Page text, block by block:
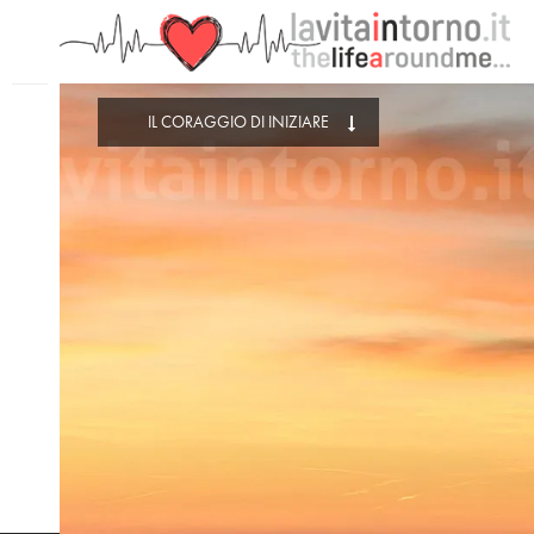
IL CORAGGIO DI INIZIARE
PRECEDENTE: QUELL'ULTIMA FOGLIA